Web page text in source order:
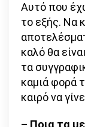
Αυτό που
το εξής. Να
καλό θα
τα
καμιά φορά
καιρό να